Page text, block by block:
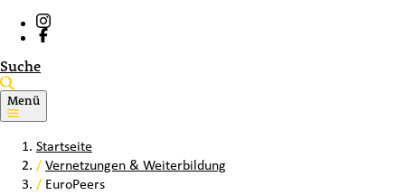
Suche
Menü
Startseite
/Vernetzungen & Weiterbildung
/ EuroPeers